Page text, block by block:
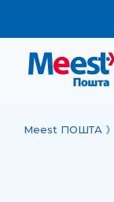
Meest ПОШТА